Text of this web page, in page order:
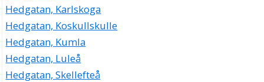
Hedgatan, Karlskoga
Hedgatan, Koskullskulle
Hedgatan, Kumla
Hedgatan, Luleå
Hedgatan, Skellefteå